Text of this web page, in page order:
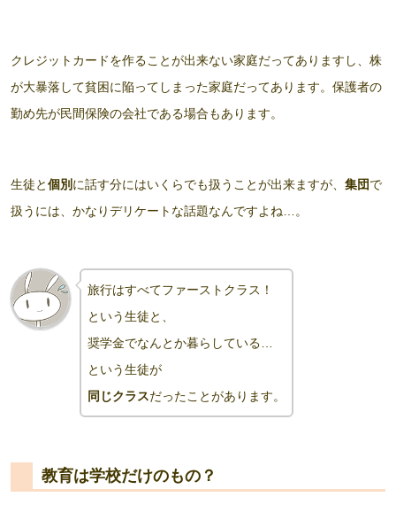
クレジットカードを作ることが出来ない家庭だってありますし、株
が大暴落して貧困に陥ってしまった家庭だってあります。保護者の
勤め先が民間保険の会社である場合もあります。
生徒と個別 に話す分にはいくらでも扱うことが出来ますが、 集団で
扱うには、かなりデリケートな話題なんですよね…。
旅行はすべてファーストクラス！
という生徒と、
奨学金でなんとか暮らしている…
という生徒が
同じクラスだったことがあります。
教育は学校だけのもの？